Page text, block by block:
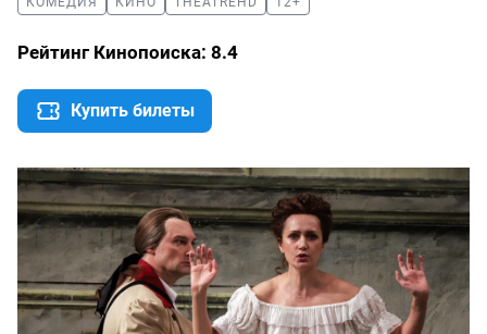
Рейтинг Кинопоиска: 8.4
Купить билеты